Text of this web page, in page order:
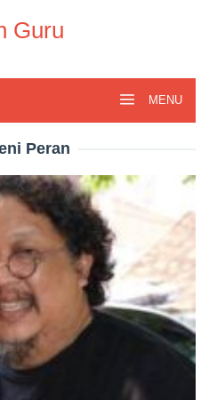
Guru
MENU
Peran